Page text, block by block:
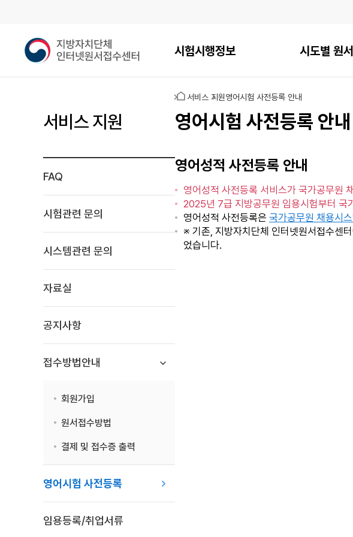
지
방
메인메뉴
시험시행정보 시도별 원
서비스 지원
FAQ
시험관련 문의
시스템관련 문의
자료실
공지사항
접수방법안내
회원가입
원서접수방법
결제 및 접수증 출력
영어시험 사전등록
임용등록/취업서류
홈 서비스 지원영어시험 사전등록 안내
영어시험 사전등록 안내
영어성적 사전등록 안내
영어성적 사전등록 서비스가 국가공무원
2025년 7급 지방공무원 임용시험부터 국
영어성적 사전등록은 국가공무원 채용시
※ 기존, 지방자치단체 인터넷원서접수센
었습니다.